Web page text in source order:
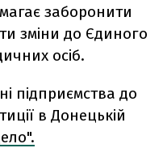
заборонити
зміни до Єдиного
осіб.
підприємства до
в Донецькій